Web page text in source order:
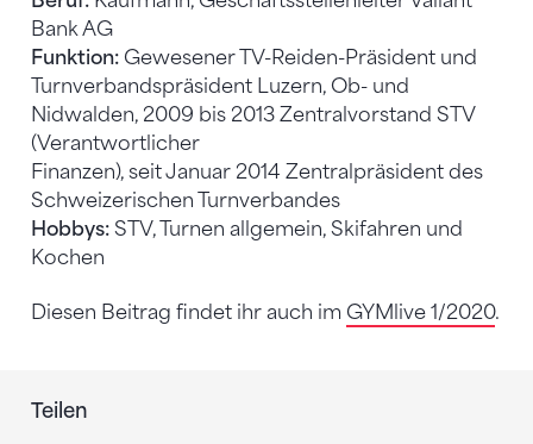
Bank AG
Funktion: Gewesener TV-Reiden-Präsident und
Turnverbandspräsident Luzern, Ob- und
Nidwalden, 2009 bis 2013 Zentralvorstand STV
(Verantwortlicher
Finanzen), seit Januar 2014 Zentralpräsident des
Schweizerischen Turnverbandes
Hobbys: STV, Turnen allgemein, Skifahren und
Kochen
Diesen Beitrag findet ihr auch im GYMlive 1/2020.
Teilen